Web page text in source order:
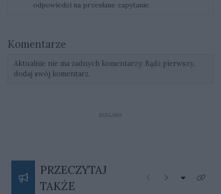
odpowiedzi na przesłane zapytanie.
Komentarze
Aktualnie nie ma żadnych komentarzy. Bądź pierwszy,
dodaj swój komentarz.
REKLAMA
PRZECZYTAJ
TAKŻE
Poprzednie
Następne
Rozwiń
Kliknij